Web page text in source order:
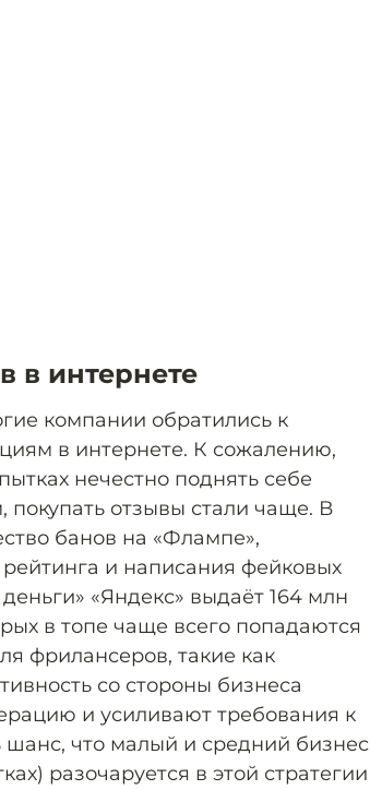
в интернете
компании обратились к
в интернете. К сожалению,
нечестно поднять себе
отзывы стали чаще. В
банов на «Флампе»,
и написания фейковых
«Яндекс» выдаёт 164 млн
в топе чаще всего попадаются
фрилансеров, такие как
со стороны бизнеса
и усиливают требования к
шанс, что малый и средний бизнес
разочаруется в этой стратегии